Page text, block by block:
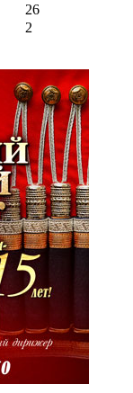
26
2